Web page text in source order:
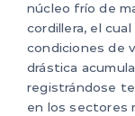
núcleo frío de
cordillera, el
condiciones de
drástica
registrándose
en los sectores